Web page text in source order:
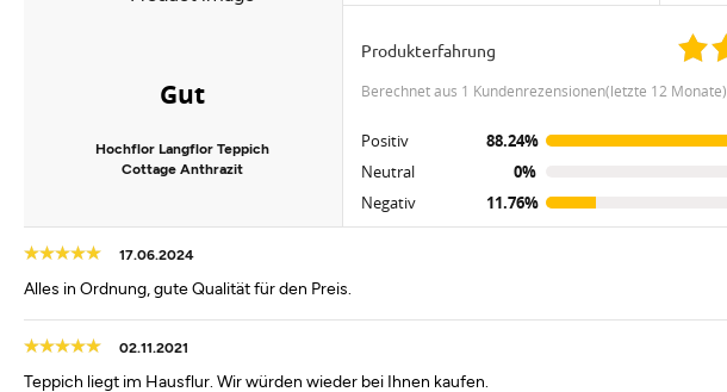
Gut
Hochflor Langflor Teppich
Cottage Anthrazit
Produkterfahrung
berechnet aus 1 Kundenrezensionen(letzte 12 Monate)
Positiv
88.24%
Neutral
0%
Negativ
11.76%
17.06.2024
Alles in Ordnung, gute Qualität für den Preis.
02.11.2021
Teppich liegt im Hausflur. Wir würden wieder bei Ihnen kaufen.